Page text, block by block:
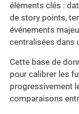
éléments clés :
de story points,
événements
centralisées dans
Cette base de
pour calibrer les
progressivement
comparaisons